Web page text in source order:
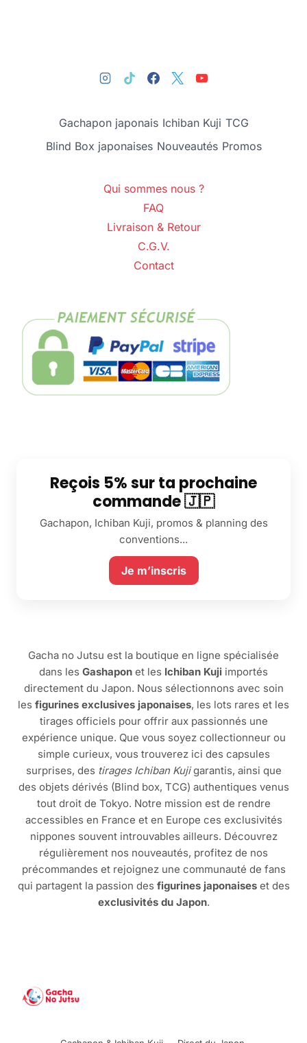
Gachapon japonais Ichiban Kuji TCG
Blind Box japonaises Nouveautés Promos
Qui sommes nous ?
FAQ
Livraison & Retour
C.G.V.
Contact
Reçois 5% sur ta prochaine
commande 🇯🇵
Gachapon, Ichiban Kuji, promos & planning des
conventions...
Je m’inscris
Gacha no Jutsu est la boutique en ligne spécialisée
dans les Gashapon et les Ichiban Kuji importés
directement du Japon. Nous sélectionnons avec soin
les figurines exclusives japonaises, les lots rares et les
tirages officiels pour offrir aux passionnés une
expérience unique. Que vous soyez collectionneur ou
simple curieux, vous trouverez ici des capsules
surprises, des tirages Ichiban Kujigarantis, ainsi que
des objets dérivés (Blind box, TCG) authentiques venus
tout droit de Tokyo. Notre mission est de rendre
accessibles en France et en Europe ces exclusivités
nippones souvent introuvables ailleurs. Découvrez
régulièrement nos nouveautés, profitez de nos
précommandes et rejoignez une communauté de fans
qui partagent la passion des figurines japonaiseset des
exclusivités du Japon.